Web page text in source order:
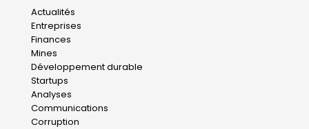
Main
navigation
Actualités
Entreprises
Finances
Mines
Développement durable
Startups
Analyses
Communications
Corruption